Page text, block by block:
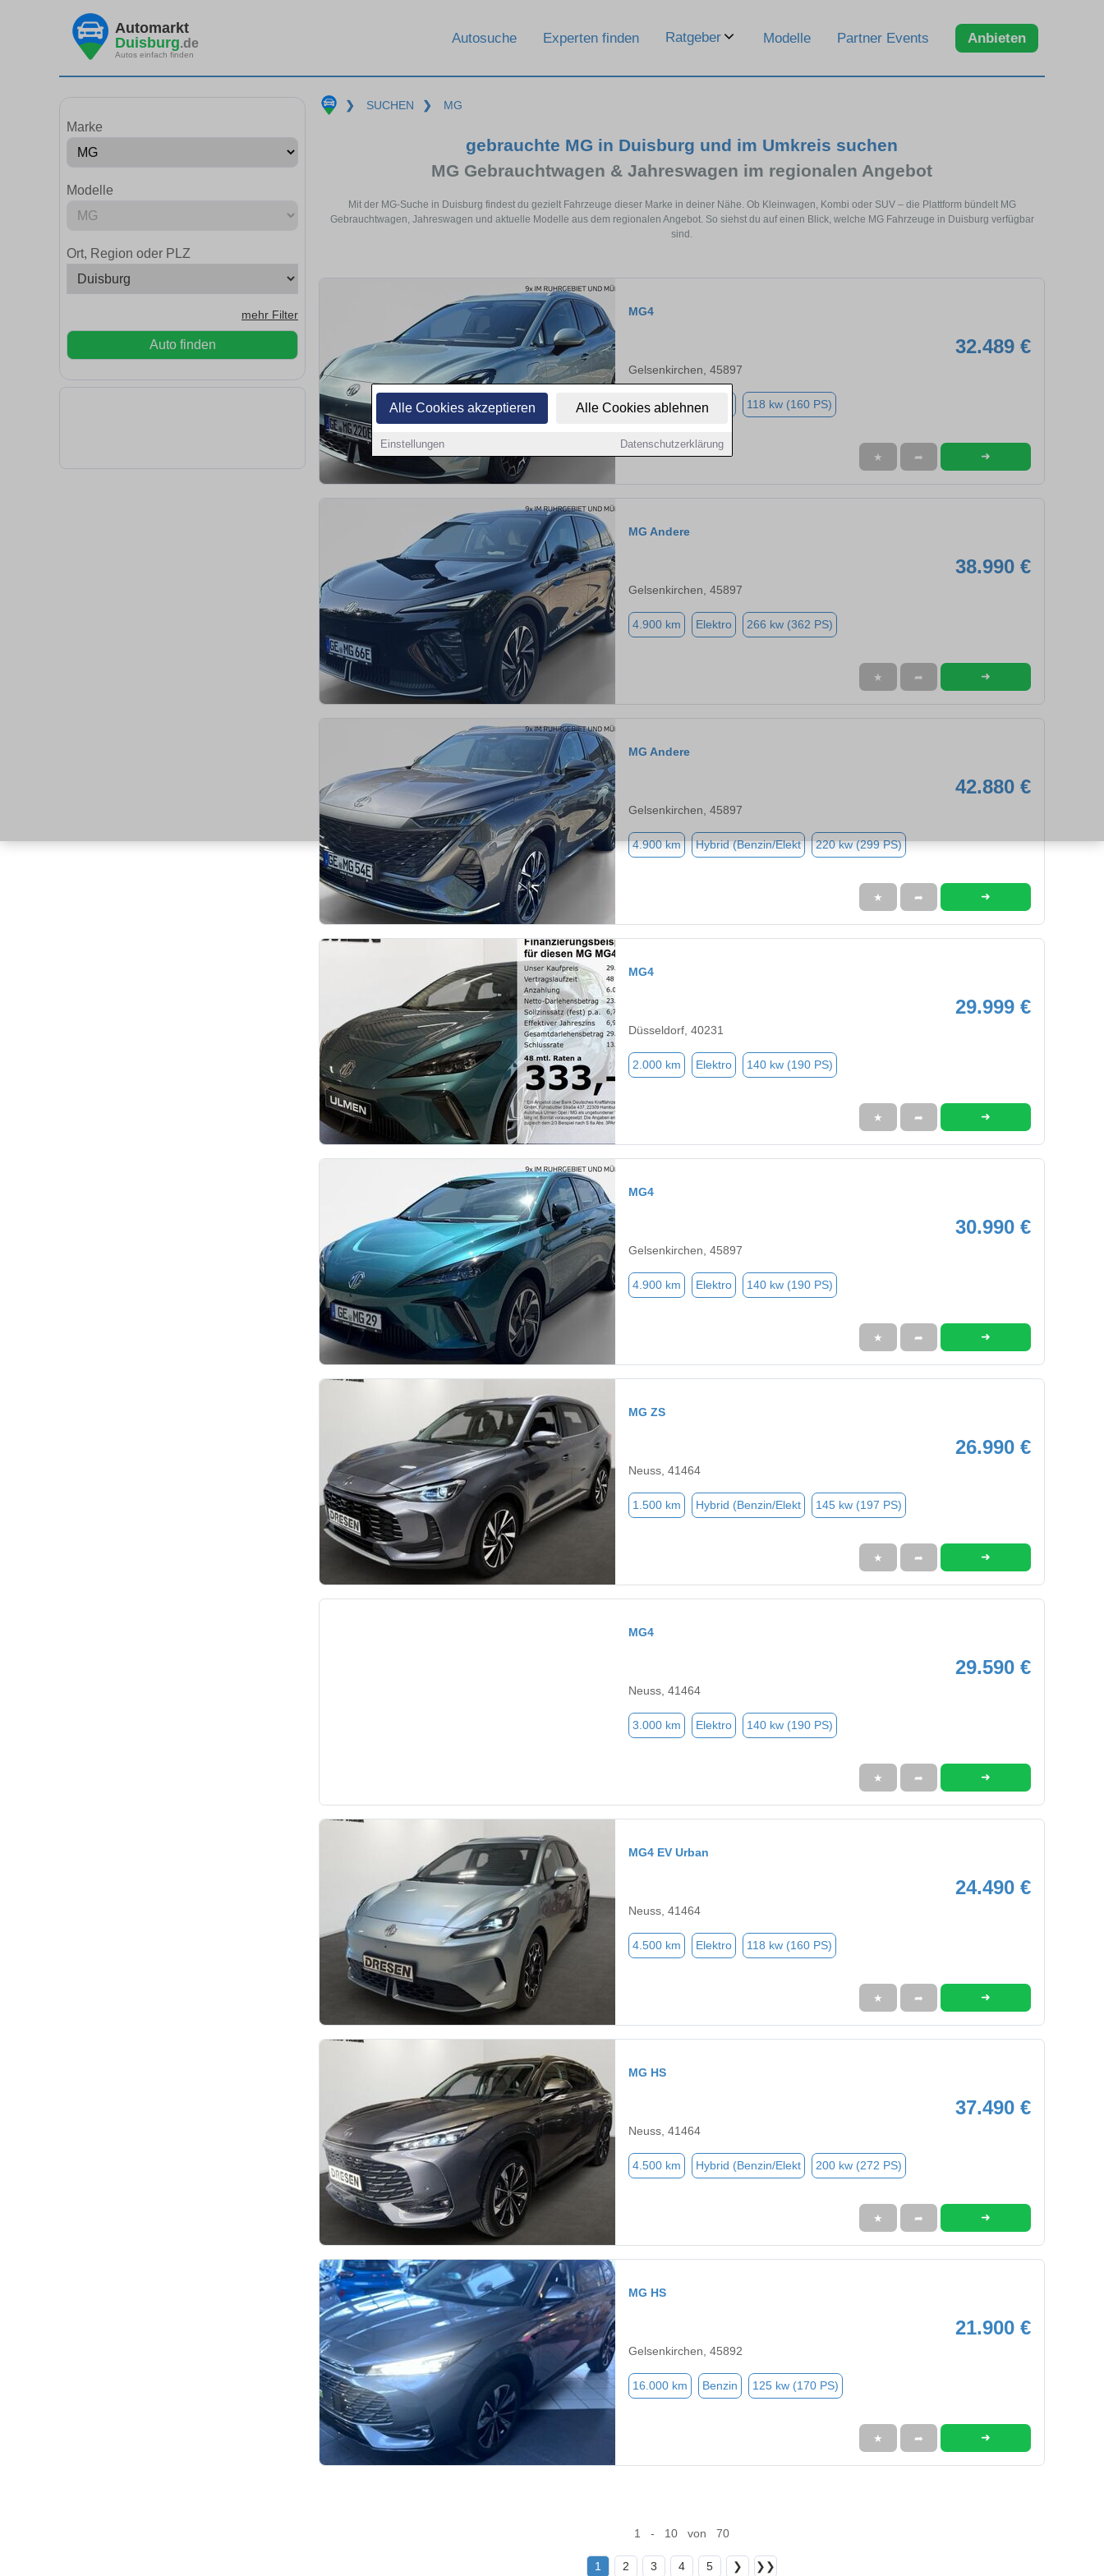
Alle Cookies akzeptieren Alle Cookies ablehnen
Einstellungen Datenschutzerklärung
Automarkt
Duisburg.de
Autos einfach finden
Autosuche Experten finden Ratgeber Modelle Partner Events Anbieten
Marke
Modelle
Ort, Region oder PLZ
mehr Filter
Auto finden
❯ SUCHEN ❯ MG
gebrauchte MG in Duisburg und im Umkreis suchen
MG Gebrauchtwagen & Jahreswagen im regionalen Angebot
Mit der MG-Suche in Duisburg findest du gezielt Fahrzeuge dieser Marke in deiner Nähe. Ob Kleinwagen, Kombi oder SUV – die Plattform bündelt MG
Gebrauchtwagen, Jahreswagen und aktuelle Modelle aus dem regionalen Angebot. So siehst du auf einen Blick, welche MG Fahrzeuge in Duisburg verfügbar
sind.
MG4
32.489 €
Gelsenkirchen, 45897
4.900 km Elektro 118 kw (160 PS)
★ ➦ ➜
MG Andere
38.990 €
Gelsenkirchen, 45897
4.900 km Elektro 266 kw (362 PS)
★ ➦ ➜
MG Andere
42.880 €
Gelsenkirchen, 45897
4.900 km Hybrid (Benzin/Elekt 220 kw (299 PS)
★ ➦ ➜
MG4
29.999 €
Düsseldorf, 40231
2.000 km Elektro 140 kw (190 PS)
★ ➦ ➜
MG4
30.990 €
Gelsenkirchen, 45897
4.900 km Elektro 140 kw (190 PS)
★ ➦ ➜
MG ZS
26.990 €
Neuss, 41464
1.500 km Hybrid (Benzin/Elekt 145 kw (197 PS)
★ ➦ ➜
MG4
29.590 €
Neuss, 41464
3.000 km Elektro 140 kw (190 PS)
★ ➦ ➜
MG4 EV Urban
24.490 €
Neuss, 41464
4.500 km Elektro 118 kw (160 PS)
★ ➦ ➜
MG HS
37.490 €
Neuss, 41464
4.500 km Hybrid (Benzin/Elekt 200 kw (272 PS)
★ ➦ ➜
MG HS
21.900 €
Gelsenkirchen, 45892
16.000 km Benzin 125 kw (170 PS)
★ ➦ ➜
1 - 10 von 70
1 2 3 4 5 ❯ ❯❯